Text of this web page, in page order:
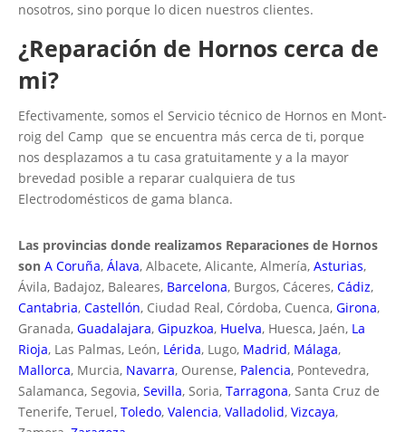
nosotros, sino porque lo dicen nuestros clientes.
¿Reparación de Hornos cerca de
mi?
Efectivamente, somos el Servicio técnico de Hornos en Mont-
roig del Camp que se encuentra más cerca de ti, porque
nos desplazamos a tu casa gratuitamente y a la mayor
brevedad posible a reparar cualquiera de tus
Electrodomésticos de gama blanca.
Las provincias donde realizamos Reparaciones de Hornos
son A Coruña, Álava, Albacete, Alicante, Almería, Asturias,
Ávila, Badajoz, Baleares, Barcelona, Burgos, Cáceres, Cádiz,
Cantabria, Castellón, Ciudad Real, Córdoba, Cuenca, Girona,
Granada, Guadalajara, Gipuzkoa, Huelva, Huesca, Jaén, La
Rioja, Las Palmas, León, Lérida, Lugo, Madrid, Málaga,
Mallorca, Murcia, Navarra, Ourense, Palencia, Pontevedra,
Salamanca, Segovia, Sevilla, Soria, Tarragona, Santa Cruz de
Tenerife, Teruel, Toledo, Valencia, Valladolid, Vizcaya,